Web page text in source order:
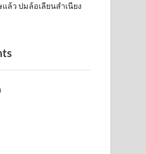
ล้ว ปมล้อเลียนสำเนียง